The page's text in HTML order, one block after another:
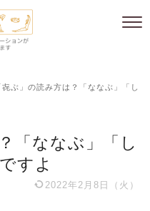
㐂ぶ」の読み方は？「ななぶ」「し
「ななぶ」「し
すよ
2022年2月8日（火）